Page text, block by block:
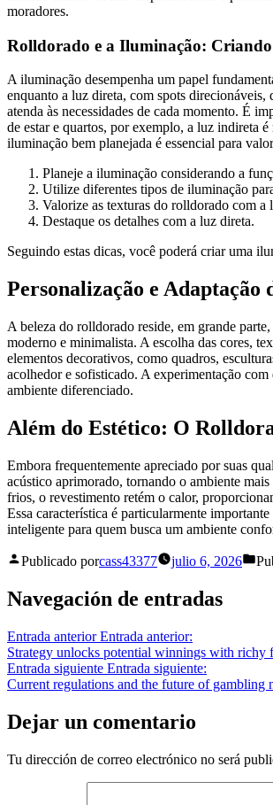
moradores.
Rolldorado e a Iluminação: Criando
A iluminação desempenha um papel
enquanto a luz direta, com spots
atenda às necessidades de cada momento. É
de estar e quartos, por exemplo, a luz indireta
iluminação bem planejada é essencial para
Planeje a iluminação considerando a
Utilize diferentes tipos de iluminação
Valorize as texturas do rolldorado com a
Destaque os detalhes com a luz direta.
Seguindo estas dicas, você poderá criar uma
Personalização e Adaptação
A beleza do rolldorado reside, em grande
moderno e minimalista. A escolha das cores,
elementos decorativos, como quadros,
acolhedor e sofisticado. A experimentação
ambiente diferenciado.
Além do Estético: O
Embora frequentemente apreciado por suas
acústico aprimorado, tornando o ambiente
frios, o revestimento retém o calor,
Essa característica é particularmente
inteligente para quem busca um ambiente
Publicado porcass43377 julio 6, 2026
Navegación de entradas
Entrada anterior Entrada anterior:
Strategy unlocks potential winnings with richy
Entrada siguiente Entrada siguiente:
Current regulations and the future of gambling
Dejar un comentario
Tu dirección de correo electrónico no será